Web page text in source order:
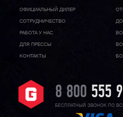
ОФИЦИАЛЬНЫЙ ДИЛЕР
CОТРУДНИЧЕСТВО
РАБОТА У НАС
ДЛЯ ПРЕССЫ
КОНТАКТЫ
8 800 555
БЕСПЛАТНЫЙ ЗВОНОК ПО